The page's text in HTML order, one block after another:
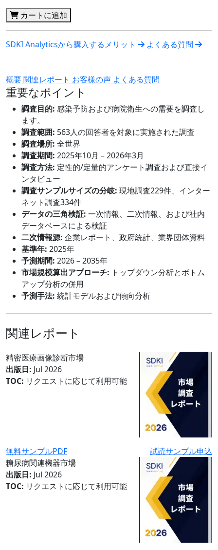
カートに追加
SDKI Analyticsから購入するメリット よくある質問
概要関連レポート お客様の声 よくある質問
重要なポイント
調査目的: 感染予防および病院衛生への需要を調査し
ます。
調査範囲: 563人の回答者を対象に実施された調査
調査場所: 全世界
調査期間: 2025年10月 – 2026年3月
調査方法: 定性的/定量的アンケート調査および直接イ
ンタビュー
調査サンプルサイズの分岐: 現地調査229件、インター
ネット調査334件
データの三角検証: 一次情報、二次情報、および社内
データベースによる検証
二次情報源: 企業レポート、政府統計、業界団体資料
基準年: 2025年
予測期間: 2026－2035年
市場規模算出アプローチ: トップダウン分析とボトム
アップ分析の併用
予測手法: 統計モデルおよび傾向分析
関連レポート
精密医療画像診断市場
出版日: Jul 2026
TOC: リクエストに応じて利用可能
無料サンプルPDF
試読サンプル申込
糖尿病関連機器市場
出版日: Jul 2026
TOC: リクエストに応じて利用可能